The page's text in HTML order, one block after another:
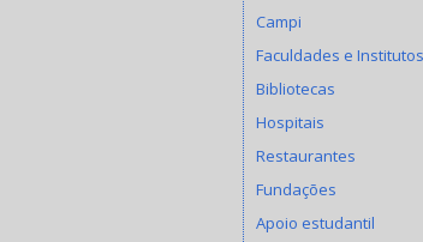
Campi
Faculdades e Institutos
Bibliotecas
Hospitais
Restaurantes
Fundações
Apoio estudantil